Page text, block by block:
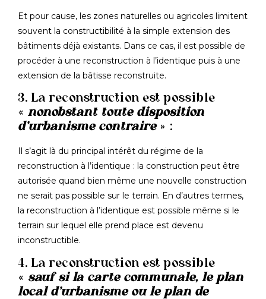
Et pour cause, les zones naturelles ou agricoles limitent
souvent la constructibilité à la simple extension des
bâtiments déjà existants. Dans ce cas, il est possible de
procéder à une reconstruction à l’identique puis à une
extension de la bâtisse reconstruite.
3. La reconstruction est possible
« nonobstant toute disposition
d’urbanisme contraire» :
Il s’agit là du principal intérêt du régime de la
reconstruction à l’identique : la construction peut être
autorisée quand bien même une nouvelle construction
ne serait pas possible sur le terrain. En d’autres termes,
la reconstruction à l’identique est possible même si le
terrain sur lequel elle prend place est devenu
inconstructible.
4. La reconstruction est possible
« sauf si la carte communale, le plan
local d’urbanisme ou le plan de